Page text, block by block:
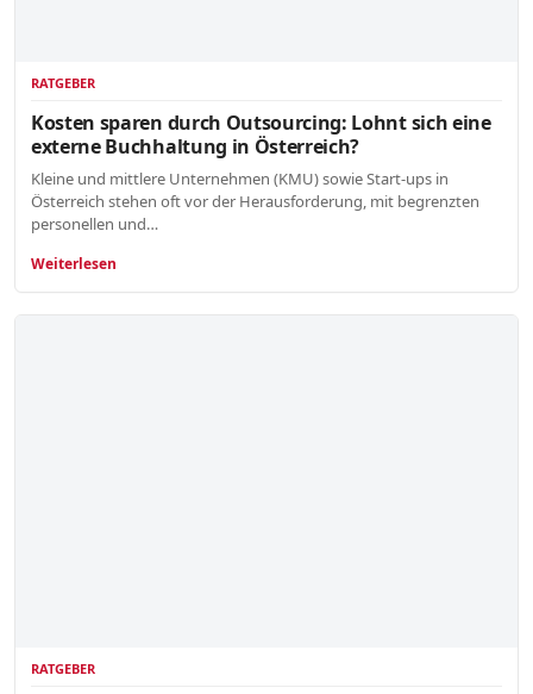
RATGEBER
Kosten sparen durch Outsourcing: Lohnt sich eine
externe Buchhaltung in Österreich?
Kleine und mittlere Unternehmen (KMU) sowie Start-ups in
Österreich stehen oft vor der Herausforderung, mit begrenzten
personellen und…
Weiterlesen
RATGEBER